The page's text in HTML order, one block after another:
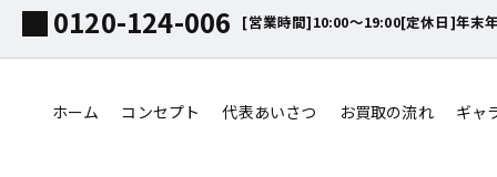
0120-124-006 [営業時間]10:00～19:00[定休日]年末
ホーム コンセプト 代表あいさつ お買取の流れ ギャ